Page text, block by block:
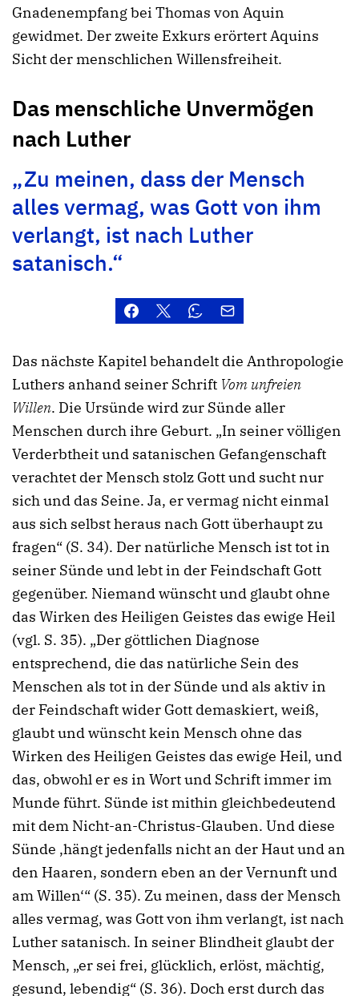
Gnadenempfang bei Thomas von Aquin
gewidmet. Der zweite Exkurs erörtert Aquins
Sicht der menschlichen Willensfreiheit.
Das menschliche Unvermögen
nach Luther
„Zu meinen, dass der Mensch
alles vermag, was Gott von ihm
verlangt, ist nach Luther
satanisch.“
Das nächste Kapitel behandelt die Anthropologie
Luthers anhand seiner Schrift Vom unfreien
Willen. Die Ursünde wird zur Sünde aller
Menschen durch ihre Geburt. „In seiner völligen
Verderbtheit und satanischen Gefangenschaft
verachtet der Mensch stolz Gott und sucht nur
sich und das Seine. Ja, er vermag nicht einmal
aus sich selbst heraus nach Gott überhaupt zu
fragen“ (S. 34). Der natürliche Mensch ist tot in
seiner Sünde und lebt in der Feindschaft Gott
gegenüber. Niemand wünscht und glaubt ohne
das Wirken des Heiligen Geistes das ewige Heil
(vgl. S. 35). „Der göttlichen Diagnose
entsprechend, die das natürliche Sein des
Menschen als tot in der Sünde und als aktiv in
der Feindschaft wider Gott demaskiert, weiß,
glaubt und wünscht kein Mensch ohne das
Wirken des Heiligen Geistes das ewige Heil, und
das, obwohl er es in Wort und Schrift immer im
Munde führt. Sünde ist mithin gleichbedeutend
mit dem Nicht-an-Christus-Glauben. Und diese
Sünde ‚hängt jedenfalls nicht an der Haut und an
den Haaren, sondern eben an der Vernunft und
am Willen‘“ (S. 35). Zu meinen, dass der Mensch
alles vermag, was Gott von ihm verlangt, ist nach
Luther satanisch. In seiner Blindheit glaubt der
Mensch, „er sei frei, glücklich, erlöst, mächtig,
gesund, lebendig“ (S. 36). Doch erst durch das